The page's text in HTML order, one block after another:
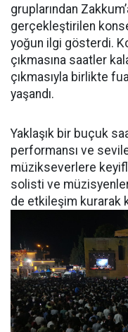
gruplarından
gerçekleştirilen
yoğun ilgi gösterdi.
çıkmasına saatler
çıkmasıyla birlikte
yaşandı.
Yaklaşık bir buçuk
performansı ve
müzikseverlere
solisti ve
de etkileşim kurarak